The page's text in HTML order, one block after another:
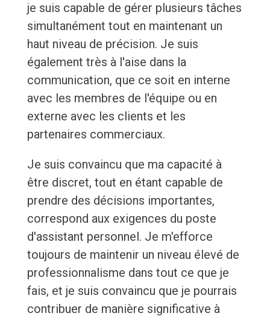
je suis capable de gérer plusieurs tâches
simultanément tout en maintenant un
haut niveau de précision. Je suis
également très à l'aise dans la
communication, que ce soit en interne
avec les membres de l'équipe ou en
externe avec les clients et les
partenaires commerciaux.
Je suis convaincu que ma capacité à
être discret, tout en étant capable de
prendre des décisions importantes,
correspond aux exigences du poste
d'assistant personnel. Je m'efforce
toujours de maintenir un niveau élevé de
professionnalisme dans tout ce que je
fais, et je suis convaincu que je pourrais
contribuer de manière significative à